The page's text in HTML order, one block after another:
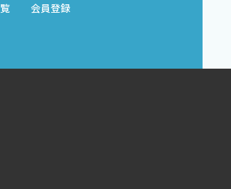
会員登録